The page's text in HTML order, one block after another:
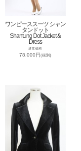
ワンピーススーツ シャン
タンドット
Shantung Dot Jacket &
Dress
通常価格
78,000円(税別)